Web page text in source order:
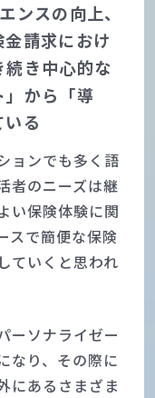
ンスの向上、
請求におけ
き中心的な
」から「導
る
ョンでも多く語
者のニーズは継
い保険体験に関
スで簡便な保険
ていくと思われ
ーソナライゼー
なり、その際に
にあるさまざま